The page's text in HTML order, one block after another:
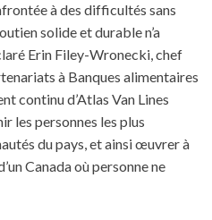
à des difficultés sans
solide et durable n’a
Erin Filey-Wronecki, chef
à Banques alimentaires
continu d’Atlas Van Lines
les personnes les plus
du pays, et ainsi œuvrer à
Canada où personne ne